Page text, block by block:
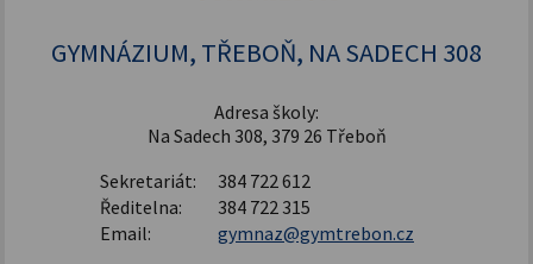
GYMNÁZIUM, TŘEBOŇ, NA SADECH 308
Adresa školy:
Na Sadech 308, 379 26 Třeboň
Sekretariát:
384 722 612
Ředitelna:
384 722 315
Email:
gymnaz@gymtrebon.cz